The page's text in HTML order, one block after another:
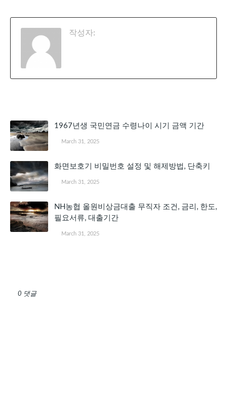
작성자:
1967년생 국민연금 수령나이 시기 금액 기간
March 31, 2025
화면보호기 비밀번호 설정 및 해제방법, 단축키
March 31, 2025
NH농협 올원비상금대출 무직자 조건, 금리, 한도,
필요서류, 대출기간
March 31, 2025
0 댓글